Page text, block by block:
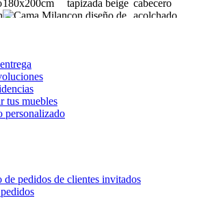
Cama
Milan
tapizada
beige
beige con
180x200
tus muebles
personalizado
de pedidos de clientes invitados